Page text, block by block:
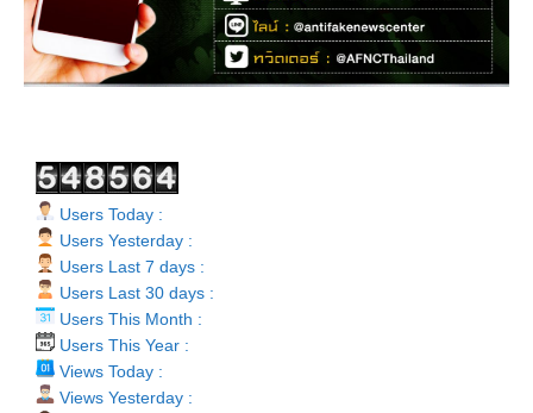
Users Today :
Users Yesterday :
Users Last 7 days :
Users Last 30 days :
Users This Month :
Users This Year :
Views Today :
Views Yesterday :